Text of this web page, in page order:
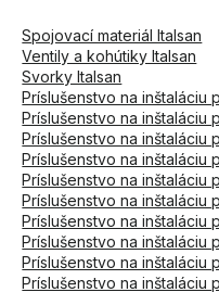
Spojovací materiál Italsan
Ventily a kohútiky Italsan
Svorky Italsan
Príslušenstvo na inštaláciu
Príslušenstvo na inštaláciu
Príslušenstvo na inštaláciu
Príslušenstvo na inštaláciu
Príslušenstvo na inštaláciu
Príslušenstvo na inštaláciu
Príslušenstvo na inštaláciu
Príslušenstvo na inštaláciu
Príslušenstvo na inštaláciu
Príslušenstvo na inštaláciu